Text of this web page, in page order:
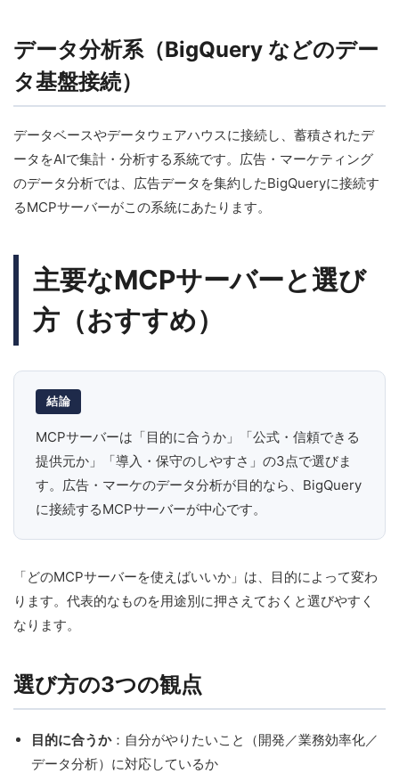
データ分析系（BigQuery などのデー
タ基盤接続）
データベースやデータウェアハウスに接続し、蓄積されたデ
ータをAIで集計・分析する系統です。広告・マーケティング
のデータ分析では、広告データを集約したBigQueryに接続す
るMCPサーバーがこの系統にあたります。
主要なMCPサーバーと選び
方（おすすめ）
結論
MCPサーバーは「目的に合うか」「公式・信頼できる
提供元か」「導入・保守のしやすさ」の3点で選びま
す。広告・マーケのデータ分析が目的なら、BigQuery
に接続するMCPサーバーが中心です。
「どのMCPサーバーを使えばいいか」は、目的によって変わ
ります。代表的なものを用途別に押さえておくと選びやすく
なります。
選び方の3つの観点
目的に合うか：自分がやりたいこと（開発／業務効率化／
データ分析）に対応しているか